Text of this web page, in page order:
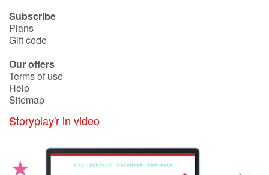
Subscribe
Plans
Gift code
Our offers
Terms of use
Help
Sitemap
Storyplay'r in video